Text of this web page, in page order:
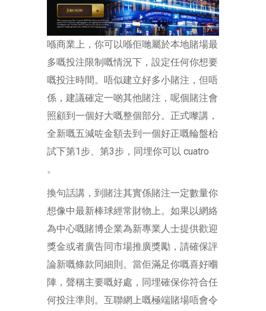
喺商業上，你可以喺佢哋屬於本地賭場最
多嘅投注限制嘅情況下，設定任何你想要
嘅投注時間。唔似建立好多小賭注，但唔
係，建議確定一啲其他賭注，呢個賭注會
照顧到一個好大嘅整個部分。正式嚟講，
全新嘅五減咗金額去到一個好正嘅輪盤枱
試下第1步、第3步，同埋你可以 cuatro
。
換句話講，到賭注其實係賭注一定數量你
想像中最新棒球經常財物上。如果以網絡
為中心嘅賭博企業為新專業人士提供歡迎
獎金或者廣告同市場推廣獎勵，請確保評
論新嘅條款同細則。當佢滿足你嘅喜好嗰
陣，聲稱主要嘅好處，同埋確保你符合任
何投注準則。互聯網上嘅極端賭場唔會令